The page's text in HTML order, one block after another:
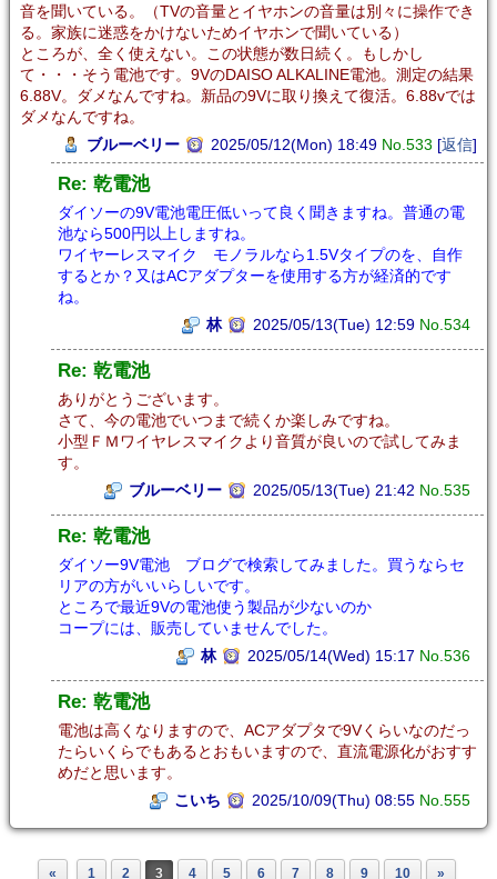
音を聞いている。（TVの音量とイヤホンの音量は別々に操作でき
る。家族に迷惑をかけないためイヤホンで聞いている）
ところが、全く使えない。この状態が数日続く。もしかし
て・・・そう電池です。9VのDAISO ALKALINE電池。測定の結果
6.88V。ダメなんですね。新品の9Vに取り換えて復活。6.88vでは
ダメなんですね。
ブルーベリー
2025/05/12(Mon) 18:49 No.533 [返信]
Re: 乾電池
ダイソーの9V電池電圧低いって良く聞きますね。普通の電
池なら500円以上しますね。
ワイヤーレスマイク モノラルなら1.5Vタイプのを、自作
するとか？又はACアダプターを使用する方が経済的です
ね。
林
2025/05/13(Tue) 12:59 No.534
Re: 乾電池
ありがとうございます。
さて、今の電池でいつまで続くか楽しみですね。
小型ＦＭワイヤレスマイクより音質が良いので試してみま
す。
ブルーベリー
2025/05/13(Tue) 21:42 No.535
Re: 乾電池
ダイソー9V電池 ブログで検索してみました。買うならセ
リアの方がいいらしいです。
ところで最近9Vの電池使う製品が少ないのか
コープには、販売していませんでした。
林
2025/05/14(Wed) 15:17 No.536
Re: 乾電池
電池は高くなりますので、ACアダプタで9Vくらいなのだっ
たらいくらでもあるとおもいますので、直流電源化がおすす
めだと思います。
こいち
2025/10/09(Thu) 08:55 No.555
« 1 2 3 4 5 6 7 8 9 10 »